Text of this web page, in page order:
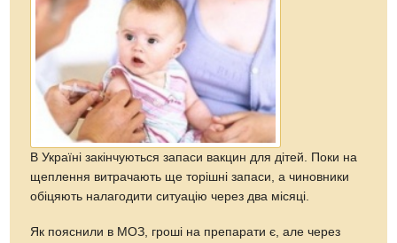
В Україні закінчуються запаси вакцин для дітей. Поки на
щеплення витрачають ще торішні запаси, а чиновники
обіцяють налагодити ситуацію через два місяці.
Як пояснили в МОЗ, гроші на препарати є, але через